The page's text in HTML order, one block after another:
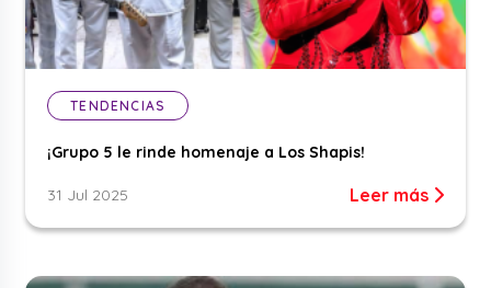
TENDENCIAS
¡Grupo 5 le rinde homenaje a Los Shapis!
31 Jul 2025 Leer más